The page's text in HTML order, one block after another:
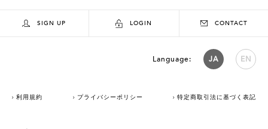
SIGN UP LOGIN CONTACT
Language: JA EN
利用規約 プライバシーポリシー 特定商取引法に基づく表記